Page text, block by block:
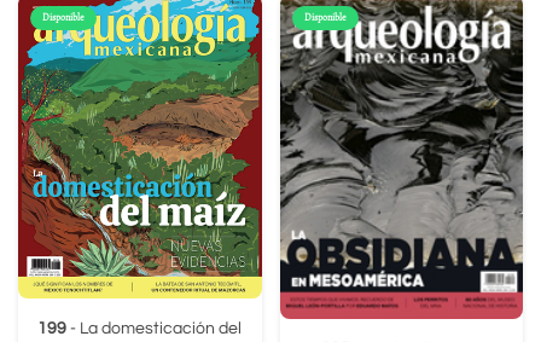
Disponible
199 - La domesticación del
Disponible